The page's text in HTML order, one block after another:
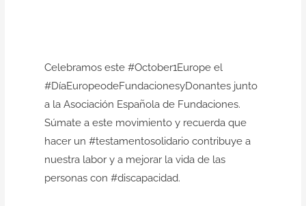
Celebramos este #October1Europe el
#DíaEuropeodeFundacionesyDonantes junto
a la Asociación Española de Fundaciones.
Súmate a este movimiento y recuerda que
hacer un #testamentosolidario contribuye a
nuestra labor y a mejorar la vida de las
personas con #discapacidad.